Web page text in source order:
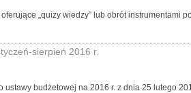
„quizy wiedzy” lub obrót
sierpień 2016 r.
budżetowej na 2016 r. z dnia 25 lutego